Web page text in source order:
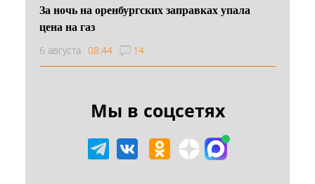
За ночь на оренбургских заправках упала
цена на газ
6 августа 08:44 14
Мы в соцсетях